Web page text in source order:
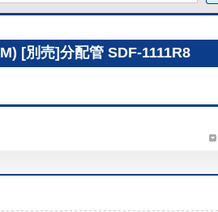
[別売]分配管 SDF-1111R8